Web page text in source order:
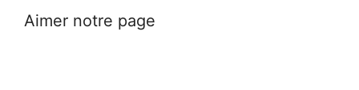
Aimer notre page